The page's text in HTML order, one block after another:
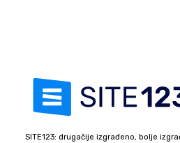
SITE123: drugačije izgrađeno, bolje